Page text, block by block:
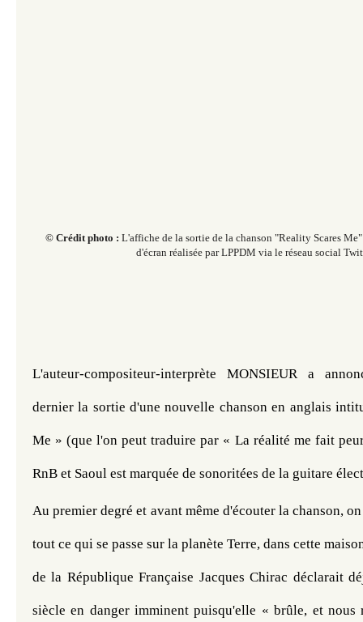
© Crédit photo : L'affiche de la sortie de la chanson "Reality Scares
d'écran réalisée par LPPDM via le réseau social
L'auteur-compositeur-interprète MONSIEUR a
dernier la sortie d'une nouvelle chanson en anglais
Me » (que l'on peut traduire par « La réalité me fait
RnB et Saoul est marquée de sonoritées de la guitare
Au premier degré et avant même d'écouter la chanson,
tout ce qui se passe sur la planète Terre, dans cette
de la République Française Jacques Chirac déclarait
siècle en danger imminent puisqu'elle « brûle, et nous